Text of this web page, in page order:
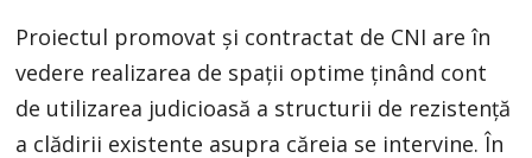
Proiectul promovat şi contractat de CNI are în
vedere realizarea de spaţii optime ţinând cont
de utilizarea judicioasă a structurii de rezistenţă
a clădirii existente asupra căreia se intervine. În